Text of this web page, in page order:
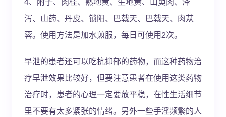
泻、山药、丹皮、锁阳、巴戟天、巴戟天、肉苁
蓉。使用方法是加水煎服，每日可使用2次。
早泄的患者还可以吃抗抑郁的药物，而这种药物治
疗早泄效果比较好，但要注意患者在使用这类药物
治疗时，患者的心理一定要放平稳，在性生活细节
里不要有太多紧张的情绪。另外一些手淫频繁的人